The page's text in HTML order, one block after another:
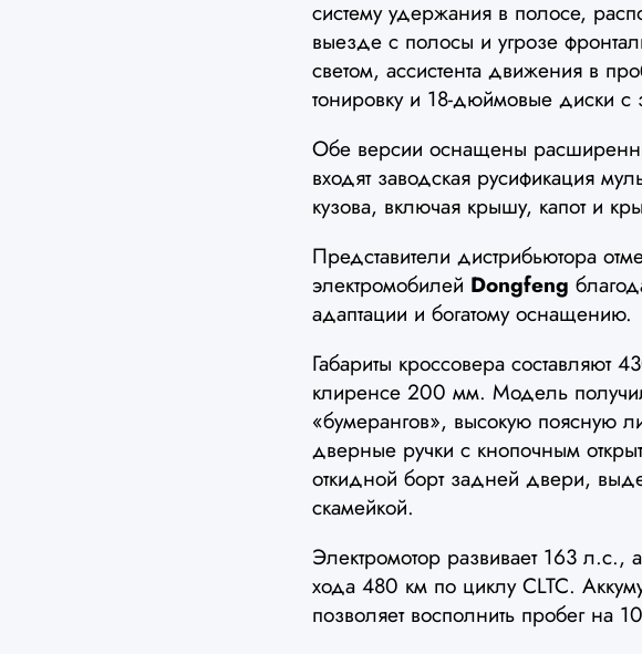
систему удержания в полосе,
выезде с полосы и угрозе
светом, ассистента движения в
тонировку и 18-дюймовые диски
Обе версии оснащены
входят заводская русификация
кузова, включая крышу, капот и
Представители дистрибьютора
электромобилей Dongfeng
адаптации и богатому оснащению.
Габариты кроссовера
клиренсе 200 мм. Модель
«бумерангов», высокую поясную
дверные ручки с кнопочным
откидной борт задней двери,
скамейкой.
Электромотор развивает 163 л.с.,
хода 480 км по циклу CLTC.
позволяет восполнить пробег на